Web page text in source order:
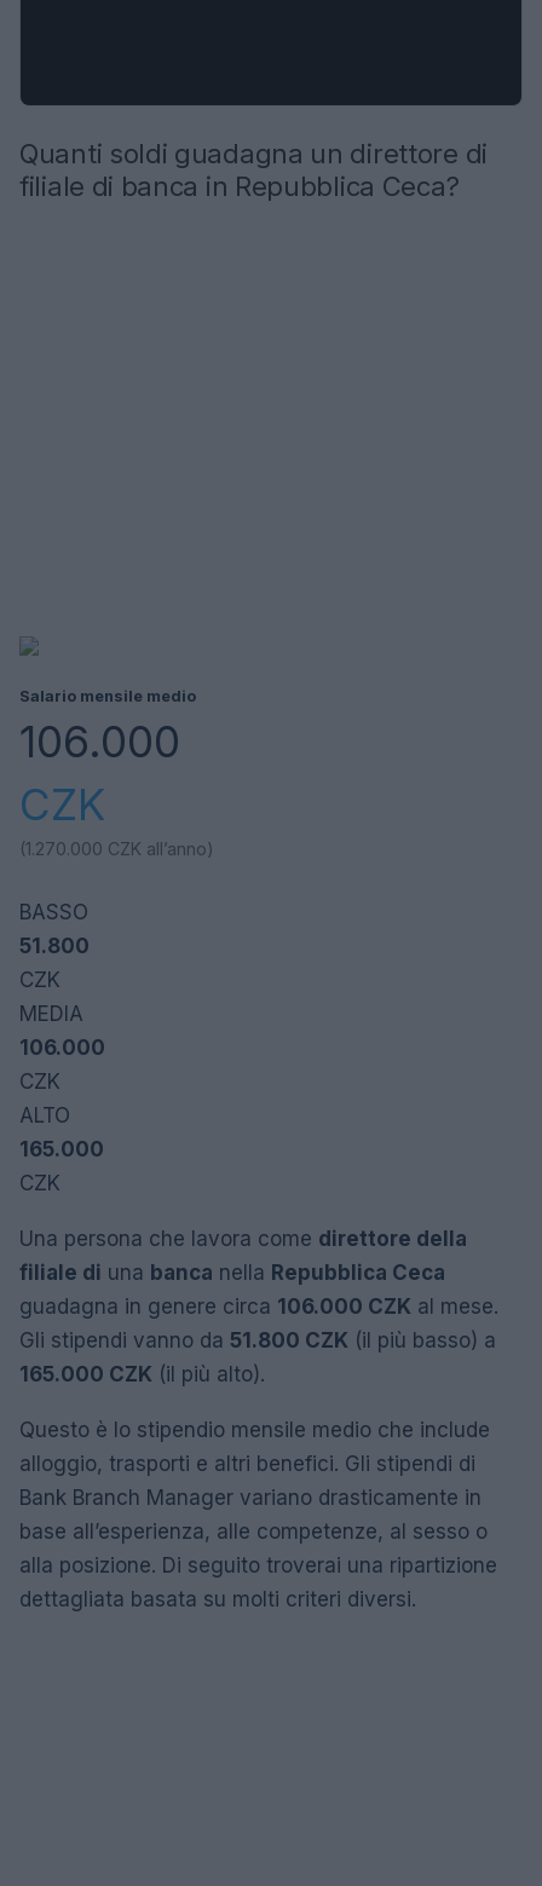
Quanti soldi guadagna un direttore di
filiale di banca in Repubblica Ceca?
Salario mensile medio
106.000
CZK
(1.270.000 CZK all’anno)
BASSO
51.800
CZK
MEDIA
106.000
CZK
ALTO
165.000
CZK
Una persona che lavora come direttore della
filiale di una banca nella Repubblica Ceca
guadagna in genere circa 106.000 CZK al mese.
Gli stipendi vanno da 51.800 CZK (il più basso) a
165.000 CZK (il più alto).
Questo è lo stipendio mensile medio che include
alloggio, trasporti e altri benefici. Gli stipendi di
Bank Branch Manager variano drasticamente in
base all’esperienza, alle competenze, al sesso o
alla posizione. Di seguito troverai una ripartizione
dettagliata basata su molti criteri diversi.